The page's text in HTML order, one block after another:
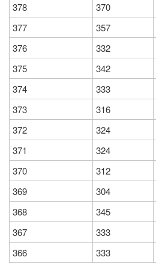
378
370
377
357
376
332
375
342
374
333
373
316
372
324
371
324
370
312
369
304
368
345
367
333
366
333